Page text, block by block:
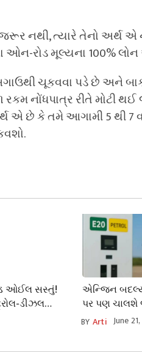
નથી, ત્યારે તેનો અર્થ એ
ઓન-રોડ મૂલ્યના 100%
ચૂકવવા પડે છે અને
નોંધપાત્ર રીતે મોટી
છે કે તમે આગામી 5 થી 7
ઓઈલ સસ્તું!
ડીઝલ
એન્જિન
પર પણ ચાલશે
લગાવવો પડશે આ
BY Arti June